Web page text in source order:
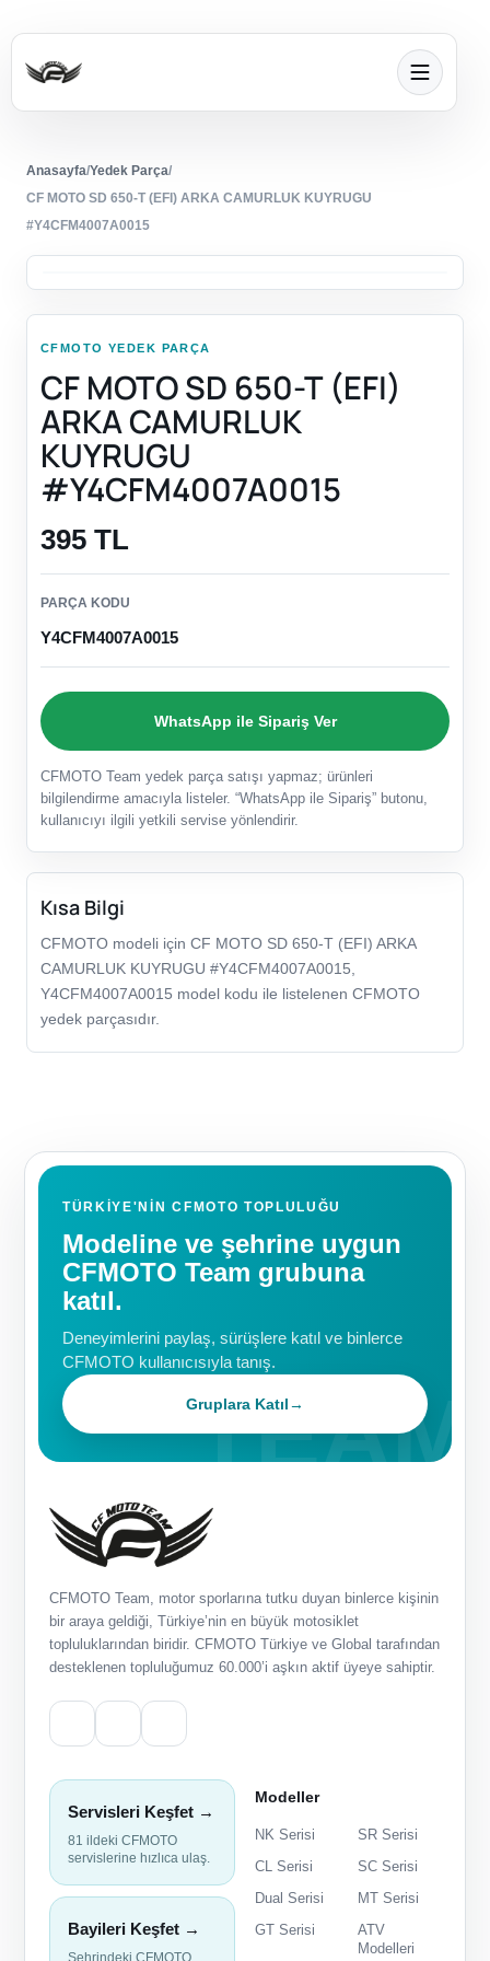
Anasayfa/Yedek Parça/
CF MOTO SD 650-T (EFI) ARKA CAMURLUK KUYRUGU
#Y4CFM4007A0015
CFMOTO YEDEK PARÇA
CF MOTO SD 650-T (EFI)
ARKA CAMURLUK
KUYRUGU
#Y4CFM4007A0015
395 TL
PARÇA KODU
Y4CFM4007A0015
WhatsApp ile Sipariş Ver
CFMOTO Team yedek parça satışı yapmaz; ürünleri
bilgilendirme amacıyla listeler. “WhatsApp ile Sipariş” butonu,
kullanıcıyı ilgili yetkili servise yönlendirir.
Kısa Bilgi
CFMOTO modeli için CF MOTO SD 650-T (EFI) ARKA
CAMURLUK KUYRUGU #Y4CFM4007A0015,
Y4CFM4007A0015 model kodu ile listelenen CFMOTO
yedek parçasıdır.
TÜRKIYE'NIN CFMOTO TOPLULUĞU
Modeline ve şehrine uygun
CFMOTO Team grubuna
katıl.
Deneyimlerini paylaş, sürüşlere katıl ve binlerce
CFMOTO kullanıcısıyla tanış.
Gruplara Katıl→
CFMOTO Team, motor sporlarına tutku duyan binlerce kişinin
bir araya geldiği, Türkiye’nin en büyük motosiklet
topluluklarından biridir. CFMOTO Türkiye ve Global tarafından
desteklenen topluluğumuz 60.000’i aşkın aktif üyeye sahiptir.
Servisleri Keşfet →
81 ildeki CFMOTO
servislerine hızlıca ulaş.
Bayileri Keşfet →
Modeller
NK Serisi
SR Serisi
CL Serisi
SC Serisi
Dual Serisi
MT Serisi
GT Serisi
ATV
Modelleri